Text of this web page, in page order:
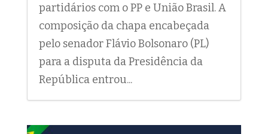
partidários com o PP e União Brasil. A
composição da chapa encabeçada
pelo senador Flávio Bolsonaro (PL)
para a disputa da Presidência da
República entrou...